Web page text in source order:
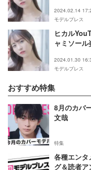
2024.02.14
モデルプレス
ヒカル
ャミソー
2024.01.30
モデルプレス
おすすめ特集
8月のカバ
文哉
特集
各種エンタ
グ＆読者